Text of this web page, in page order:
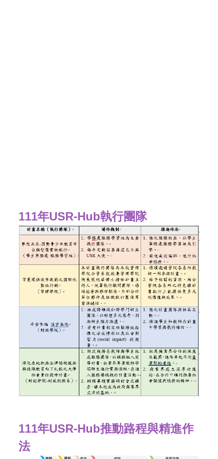
111年USR-Hub執行團隊
111年USR-Hub推動路程與精進作
法